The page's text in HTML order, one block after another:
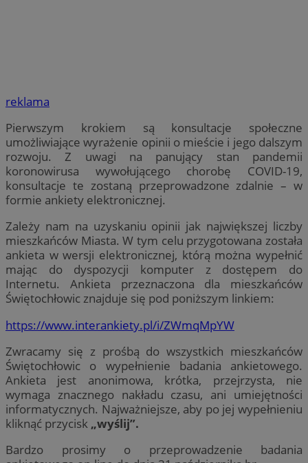
reklama
Pierwszym krokiem są konsultacje społeczne
umożliwiające wyrażenie opinii o mieście i jego dalszym
rozwoju. Z uwagi na panujący stan pandemii
koronowirusa wywołującego chorobę COVID-19,
konsultacje te zostaną przeprowadzone zdalnie – w
formie ankiety elektronicznej.
Zależy nam na uzyskaniu opinii jak największej liczby
mieszkańców Miasta. W tym celu przygotowana została
ankieta w wersji elektronicznej, którą można wypełnić
mając do dyspozycji komputer z dostępem do
Internetu. Ankieta przeznaczona dla mieszkańców
Świętochłowic znajduje się pod poniższym linkiem:
https://www.interankiety.pl/i/ZWmqMpYW
Zwracamy się z prośbą do wszystkich mieszkańców
Świętochłowic o wypełnienie badania ankietowego.
Ankieta jest anonimowa, krótka, przejrzysta, nie
wymaga znacznego nakładu czasu, ani umiejętności
informatycznych. Najważniejsze, aby po jej wypełnieniu
kliknąć przycisk „wyślij”.
Bardzo prosimy o przeprowadzenie badania